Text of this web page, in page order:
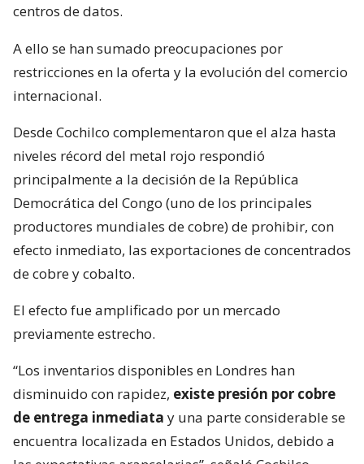
centros de datos.
A ello se han sumado preocupaciones por
restricciones en la oferta y la evolución del comercio
internacional.
Desde Cochilco complementaron que el alza hasta
niveles récord del metal rojo respondió
principalmente a la decisión de la República
Democrática del Congo (uno de los principales
productores mundiales de cobre) de prohibir, con
efecto inmediato, las exportaciones de concentrados
de cobre y cobalto.
El efecto fue amplificado por un mercado
previamente estrecho.
“Los inventarios disponibles en Londres han
disminuido con rapidez, existe presión por cobre
de entrega inmediata y una parte considerable se
encuentra localizada en Estados Unidos, debido a